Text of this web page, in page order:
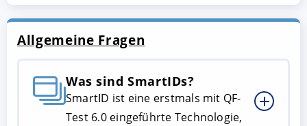
Allgemeine Fragen
Was sind SmartIDs?
SmartID ist eine erstmals mit QF-
Test 6.0 eingeführte Technologie,